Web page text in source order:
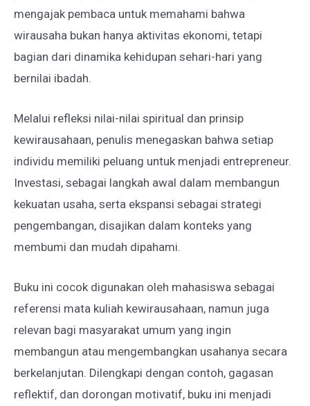
mengajak pembaca untuk memahami bahwa
wirausaha bukan hanya aktivitas ekonomi, tetapi
bagian dari dinamika kehidupan sehari-hari yang
bernilai ibadah.
Melalui refleksi nilai-nilai spiritual dan prinsip
kewirausahaan, penulis menegaskan bahwa setiap
individu memiliki peluang untuk menjadi entrepreneur.
Investasi, sebagai langkah awal dalam membangun
kekuatan usaha, serta ekspansi sebagai strategi
pengembangan, disajikan dalam konteks yang
membumi dan mudah dipahami.
Buku ini cocok digunakan oleh mahasiswa sebagai
referensi mata kuliah kewirausahaan, namun juga
relevan bagi masyarakat umum yang ingin
membangun atau mengembangkan usahanya secara
berkelanjutan. Dilengkapi dengan contoh, gagasan
reflektif, dan dorongan motivatif, buku ini menjadi